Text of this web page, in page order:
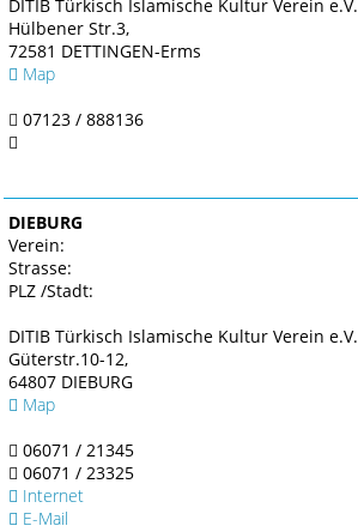
DITIB Türkisch Islamische Kultur Verein e.V.
Hülbener Str.3,
72581 DETTINGEN-Erms
Map
07123 / 888136
DIEBURG
Verein:
Strasse:
PLZ /Stadt:
DITIB Türkisch Islamische Kultur Verein e.V.
Güterstr.10-12,
64807 DIEBURG
Map
06071 / 21345
06071 / 23325
Internet
E-Mail